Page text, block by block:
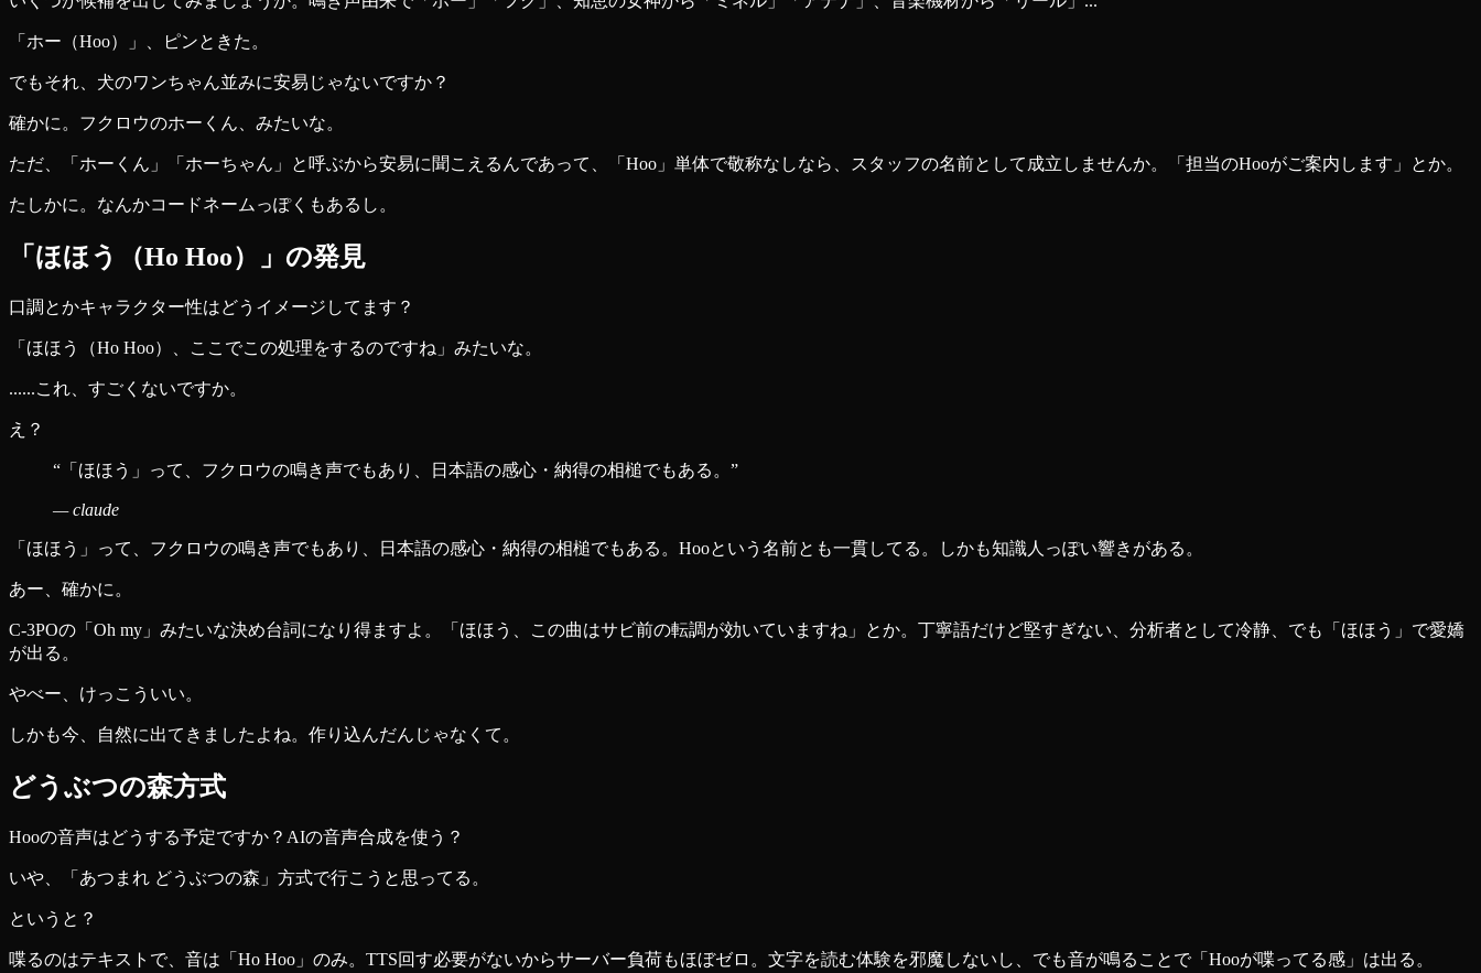
「ホー（Hoo）」、ピンときた。
でもそれ、犬のワンちゃん並みに安易じゃないですか？
確かに。フクロウのホーくん、みたいな。
ただ、「ホーくん」「ホーちゃん」と呼ぶから安易に聞こえるんであって、「Hoo」単体で敬称なしなら、スタッフの名前として成立しませんか。「担当のHooがご案内します」とか。
たしかに。なんかコードネームっぽくもあるし。
「ほほう（Ho Hoo）」の発見
口調とかキャラクター性はどうイメージしてます？
「ほほう（Ho Hoo）、ここでこの処理をするのですね」みたいな。
......これ、すごくないですか。
え？
“ 「ほほう」って、フクロウの鳴き声でもあり、日本語の感心・納得の相槌でもある。 ”
—claude
「ほほう」って、フクロウの鳴き声でもあり、日本語の感心・納得の相槌でもある。Hooという名前とも一貫してる。しかも知識人っぽい響きがある。
あー、確かに。
C-3POの「Oh my」みたいな決め台詞になり得ますよ。「ほほう、この曲はサビ前の転調が効いていますね」とか。丁寧語だけど堅すぎない、分析者として冷静、でも「ほほう」で愛嬌
が出る。
やべー、けっこういい。
しかも今、自然に出てきましたよね。作り込んだんじゃなくて。
どうぶつの森方式
Hooの音声はどうする予定ですか？AIの音声合成を使う？
いや、「あつまれ どうぶつの森」方式で行こうと思ってる。
というと？
喋るのはテキストで、音は「Ho Hoo」のみ。TTS回す必要がないからサーバー負荷もほぼゼロ。文字を読む体験を邪魔しないし、でも音が鳴ることで「Hooが喋ってる感」は出る。